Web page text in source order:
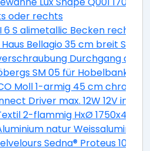
oder rechts
6 S alimetallic Becken rechts
Bellagio 35 cm breit
Durchgang
SM 05 für Hobelbank
Moll 1-armig 45 cm chrom
Driver max. 12W 12V
2-flammig HxØ 1750x400
natur Weissaluminium
Sedna® Proteus